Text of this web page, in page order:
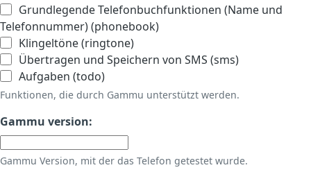
Grundlegende Telefonbuchfunktionen (Name und
Telefonnummer) (phonebook)
Klingeltöne (ringtone)
Übertragen und Speichern von SMS (sms)
Aufgaben (todo)
Funktionen, die durch Gammu unterstützt werden.
Gammu version:
Gammu Version, mit der das Telefon getestet wurde.